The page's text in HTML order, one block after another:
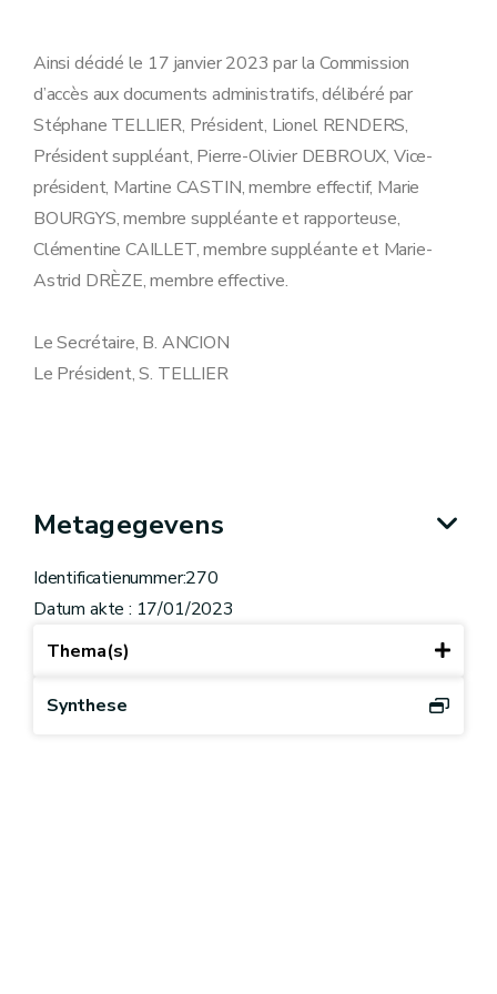
Ainsi décidé le 17 janvier 2023 par la Commission
d’accès aux documents administratifs, délibéré par
Stéphane TELLIER, Président, Lionel RENDERS,
Président suppléant, Pierre-Olivier DEBROUX, Vice-
président, Martine CASTIN, membre effectif, Marie
BOURGYS, membre suppléante et rapporteuse,
Clémentine CAILLET, membre suppléante et Marie-
Astrid DRÈZE, membre effective.
Le Secrétaire, B. ANCION
Le Président, S. TELLIER
Metagegevens
Identificatienummer:270
Datum akte : 17/01/2023
Thema(s)
Synthese